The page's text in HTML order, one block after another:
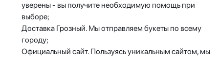
уверены - вы получите необходимую помощь при
выборе;
Доставка Грозный. Мы отправляем букеты по всему
городу;
Официальный сайт. Пользуясь уникальным сайтом, мы